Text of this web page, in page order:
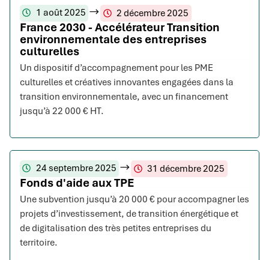
1 août 2025 2 décembre 2025
France 2030 - Accélérateur Transition
environnementale des entreprises
culturelles
Un dispositif d’accompagnement pour les PME
culturelles et créatives innovantes engagées dans la
transition environnementale, avec un financement
jusqu’à 22 000 € HT.
24 septembre 2025 31 décembre 2025
Fonds d'aide aux TPE
Une subvention jusqu’à 20 000 € pour accompagner les
projets d’investissement, de transition énergétique et
de digitalisation des très petites entreprises du
territoire.